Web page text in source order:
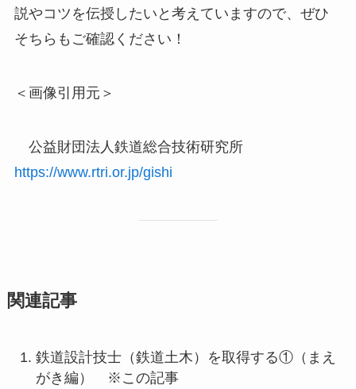
説やコツを伝授したいと考えていますので、ぜひ
そちらもご確認ください！
＜画像引用元＞
公益財団法人鉄道総合技術研究所
https://www.rtri.or.jp/gishi
関連記事
鉄道設計技士（鉄道土木）を取得する①（まえ
がき編） ※この記事